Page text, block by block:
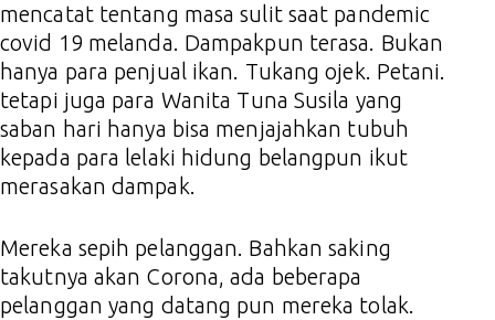
mencatat tentang masa sulit saat pandemic
covid 19 melanda. Dampakpun terasa. Bukan
hanya para penjual ikan. Tukang ojek. Petani.
tetapi juga para Wanita Tuna Susila yang
saban hari hanya bisa menjajahkan tubuh
kepada para lelaki hidung belangpun ikut
merasakan dampak.
Mereka sepih pelanggan. Bahkan saking
takutnya akan Corona, ada beberapa
pelanggan yang datang pun mereka tolak.